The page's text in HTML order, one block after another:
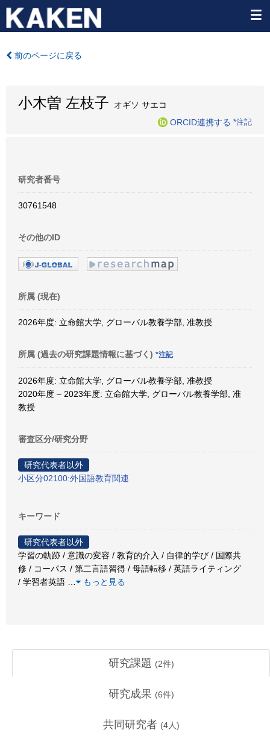
前のページに戻る
小木曽 左枝子 オギソ サエコ
ORCID連携する *注記
研究者番号
30761548
その他のID
所属 (現在)
2026年度: 立命館大学, グローバル教養学部, 准教授
所属 (過去の研究課題情報に基づく) *注記
2026年度: 立命館大学, グローバル教養学部, 准教授
2020年度 – 2023年度: 立命館大学, グローバル教養学部, 准
教授
審査区分/研究分野
研究代表者以外
小区分02100:外国語教育関連
キーワード
研究代表者以外
学習の軌跡 / 意識の変容 / 教育的介入 / 自律的学び / 国際共
修 / コーパス / 第二言語習得 / 母語転移 / 英語ライティング
/ 学習者英語
もっと見る
研究課題 (2件)
研究成果 (6件)
共同研究者 (4人)